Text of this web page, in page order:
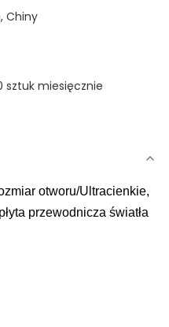
Chiny
sztuk miesięcznie
otworu/Ultracienkie,
przewodnicza światła